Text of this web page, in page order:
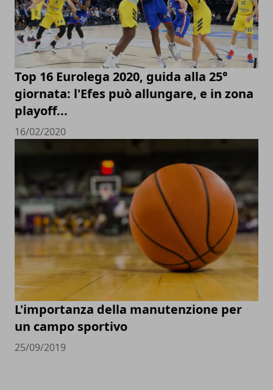
Top 16 Eurolega 2020, guida alla 25°
giornata: l'Efes può allungare, e in zona
playoff...
16/02/2020
L'importanza della manutenzione per
un campo sportivo
25/09/2019